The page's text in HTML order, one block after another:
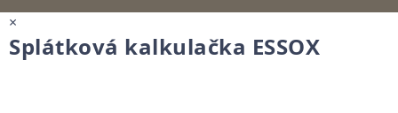
×
Splátková kalkulačka ESSOX